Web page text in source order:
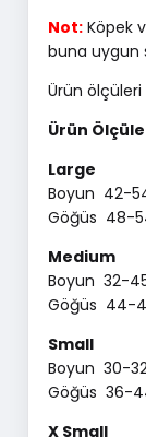
Not:Köpek
buna uygun
Ürün ölçüleri
Ürün
Large
Boyun 42-
Göğüs 48-
Medium
Boyun 32-
Göğüs 44-
Small
Boyun 30-
Göğüs 36-
X Small